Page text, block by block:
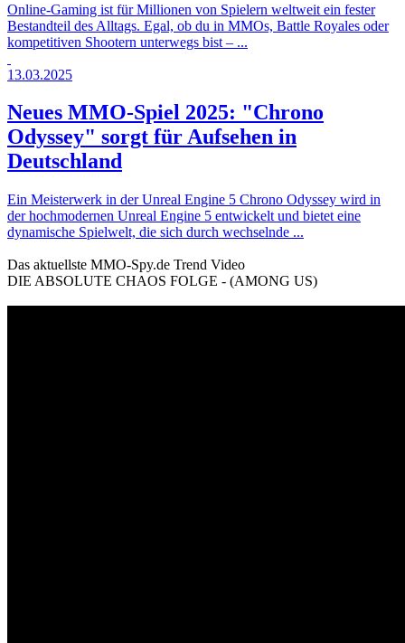
Online-Gaming ist für Millionen von Spielern weltweit ein fester
Bestandteil des Alltags. Egal, ob du in MMOs, Battle Royales oder
kompetitiven Shootern unterwegs bist – ...
13.03.2025
Neues MMO-Spiel 2025: "Chrono
Odyssey" sorgt für Aufsehen in
Deutschland
Ein Meisterwerk in der Unreal Engine 5 Chrono Odyssey wird in
der hochmodernen Unreal Engine 5 entwickelt und bietet eine
dynamische Spielwelt, die sich durch wechselnde ...
Das aktuellste MMO-Spy.de Trend Video
DIE ABSOLUTE CHAOS FOLGE - (AMONG US)